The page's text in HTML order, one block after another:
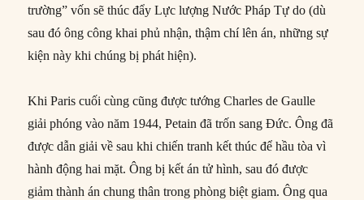
trường” vốn sẽ thúc đẩy Lực lượng Nước Pháp Tự do (dù
sau đó ông công khai phủ nhận, thậm chí lên án, những sự
kiện này khi chúng bị phát hiện).
Khi Paris cuối cùng cũng được tướng Charles de Gaulle
giải phóng vào năm 1944, Petain đã trốn sang Đức. Ông đã
được dẫn giải về sau khi chiến tranh kết thúc để hầu tòa vì
hành động hai mặt. Ông bị kết án tử hình, sau đó được
giảm thành án chung thân trong phòng biệt giam. Ông qua